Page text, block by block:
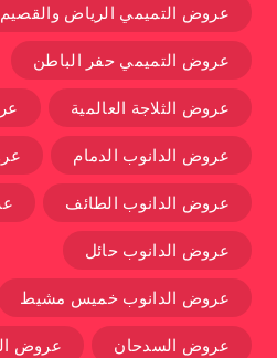
عروض التميمي الرياض والقصيم
عروض التميمي حفر الباطن
عروض الثلاجة العالمية
عروض الدانوب الدمام
عروض الدانوب الطائف
عروض الدانوب حائل
عروض الدانوب خميس مشيط
عروض السدحان عروض